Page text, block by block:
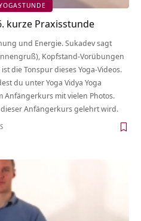
kurze Praxisstunde
und Energie. Sukadev sagt
Kopfstand-Vorübungen
die Tonspur dieses Yoga-Videos.
du unter Yoga Vidya Yoga
mit vielen Photos.
Anfängerkurs gelehrt wird.